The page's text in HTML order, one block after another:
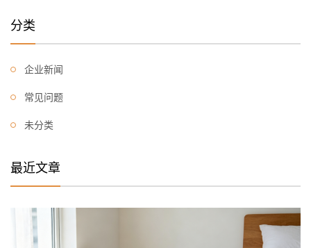
分类
企业新闻
常见问题
未分类
最近文章